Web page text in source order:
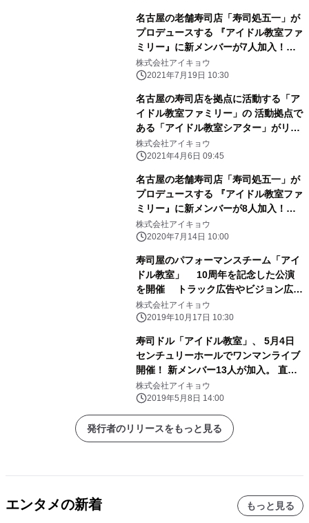
名古屋の老舗寿司店「寿司処五一」が
プロデュースする 『アイドル教室ファ
ミリー』に新メンバーが7人加入！
「10代目寿司ドルJr」として活動をス
タート
株式会社アイキョウ
2021年7月19日 10:30
名古屋の寿司店を拠点に活動する「ア
イドル教室ファミリー」の 活動拠点で
ある「アイドル教室シアター」がリニ
ューアル！ 2021年5月2日よりアイド
ル教室ファミリーは新体制
株式会社アイキョウ
2021年4月6日 09:45
名古屋の老舗寿司店「寿司処五一」が
プロデュースする 『アイドル教室ファ
ミリー』に新メンバーが8人加入！
「9代目寿司ドルJr」として活動をス
タート
株式会社アイキョウ
2020年7月14日 10:00
寿司屋のパフォーマンスチーム「アイ
ドル教室」 10周年を記念した公演
を開催 トラック広告やビジョン広告
などプロモーションを強化
株式会社アイキョウ
2019年10月17日 10:30
寿司ドル「アイドル教室」、 5月4日
センチュリーホールでワンマンライブ
開催！ 新メンバー13人が加入。 直前
のプロモーションでは、アドトラック
2台でPRを実施
株式会社アイキョウ
2019年5月8日 14:00
発行者のリリースをもっと見る
エンタメの新着 もっと見る